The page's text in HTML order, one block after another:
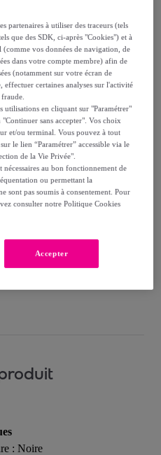
produit,
et le19/08
: Noire
partenaires à utiliser des traceurs (tels
que des SDK, ci-après "Cookies") et à
(comme vos données de navigation, de
dans votre compte membre) afin de
(notamment sur votre écran de
certaines analyses sur l'activité
utilisations en cliquant sur "Paramétrer"
sans accepter". Vos choix
et/ou terminal. Vous pouvez à tout
le lien “Paramétrer” accessible via le
de la Vie Privée".
nécessaires au bon fonctionnement de
ou permettant la
sont pas soumis à consentement. Pour
consulter notre Politique Cookies
Accepter